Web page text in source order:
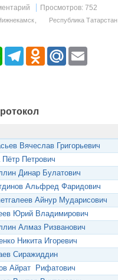
Просмотров: 752
Республика Татарстан
W
p
p
T
a
m
O
i
k
i
M
Вячеслав Григорьевич
Петрович
Динар Булатович
Альфред Фаридович
Айнур Мударисович
Юрий Владимирович
Алмаз Ризванович
Никита Игоревич
Сиражиддин
Айрат Рифатович